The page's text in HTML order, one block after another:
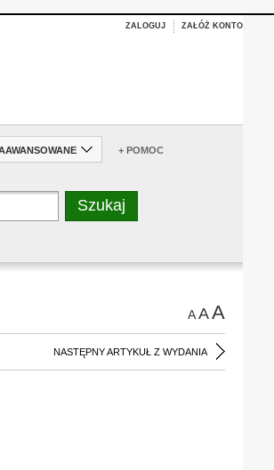
ZALOGUJ ZAŁÓŻ KONTO
+ POMOC
AAA
NASTĘPNY ARTYKUŁ Z WYDANIA